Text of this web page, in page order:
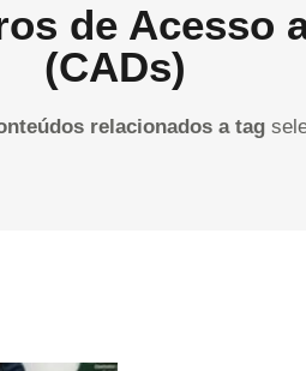
de Acesso
(CADs)
relacionados a tag